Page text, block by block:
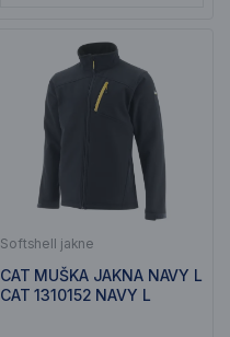
Softshell jakne
CAT MUŠKA JAKNA NAVY L
CAT 1310152 NAVY L